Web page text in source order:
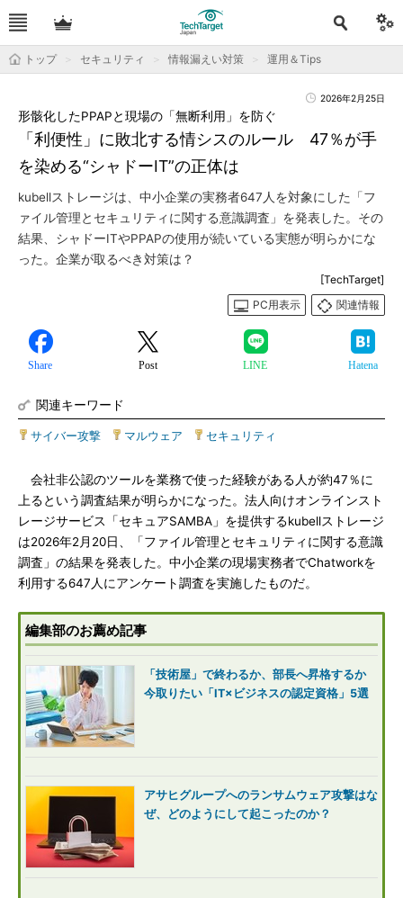
トップ セキュリティ 情報漏えい対策 運用＆Tips
2026年2月25日
「利便性」に敗北する情シスのルール 47％が手
を染める“シャドーIT”の正体は
形骸化したPPAPと現場の「無断利用」を防ぐ
kubellストレージは、中小企業の実務者647人を対象にした「フ
ァイル管理とセキュリティに関する意識調査」を発表した。その
結果、シャドーITやPPAPの使用が続いている実態が明らかにな
った。企業が取るべき対策は？
[TechTarget]
PC用表示
関連情報
Share Post LINE Hatena
関連キーワード
サイバー攻撃 マルウェア セキュリティ
会社非公認のツールを業務で使った経験がある人が約47％に
上るという調査結果が明らかになった。法人向けオンラインスト
レージサービス「セキュアSAMBA」を提供するkubellストレージ
は2026年2月20日、「ファイル管理とセキュリティに関する意識
調査」の結果を発表した。中小企業の現場実務者でChatworkを
利用する647人にアンケート調査を実施したものだ。
編集部のお薦め記事
「技術屋」で終わるか、部長へ昇格するか
今取りたい「IT×ビジネスの認定資格」5選
アサヒグループへのランサムウェア攻撃はな
ぜ、どのようにして起こったのか？